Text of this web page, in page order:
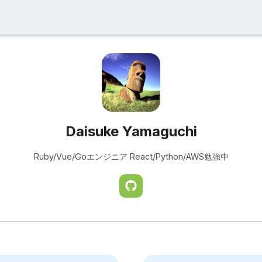
Daisuke Yamaguchi
Ruby/Vue/Goエンジニア React/Python/AWS勉強中